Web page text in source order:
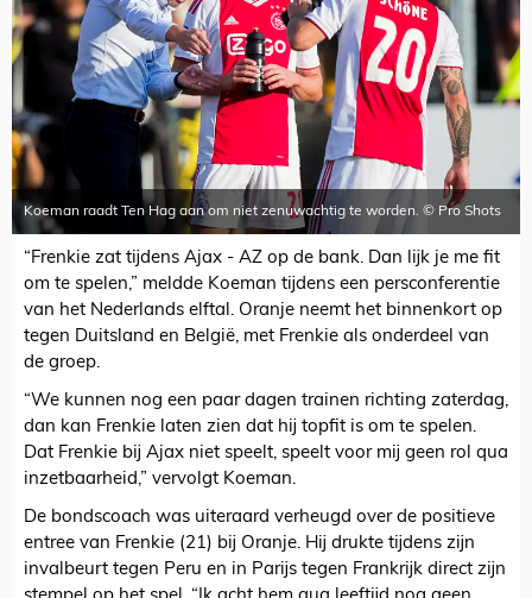
Koeman raadt Ten Hag aan om niet zenuwachtig te worden. © Pro Shots
“Frenkie zat tijdens Ajax - AZ op de bank. Dan lijk je me fit
om te spelen,” meldde Koeman tijdens een persconferentie
van het Nederlands elftal. Oranje neemt het binnenkort op
tegen Duitsland en België, met Frenkie als onderdeel van
de groep.
“We kunnen nog een paar dagen trainen richting zaterdag,
dan kan Frenkie laten zien dat hij topfit is om te spelen.
Dat Frenkie bij Ajax niet speelt, speelt voor mij geen rol qua
inzetbaarheid,” vervolgt Koeman.
De bondscoach was uiteraard verheugd over de positieve
entree van Frenkie (21) bij Oranje. Hij drukte tijdens zijn
invalbeurt tegen Peru en in Parijs tegen Frankrijk direct zijn